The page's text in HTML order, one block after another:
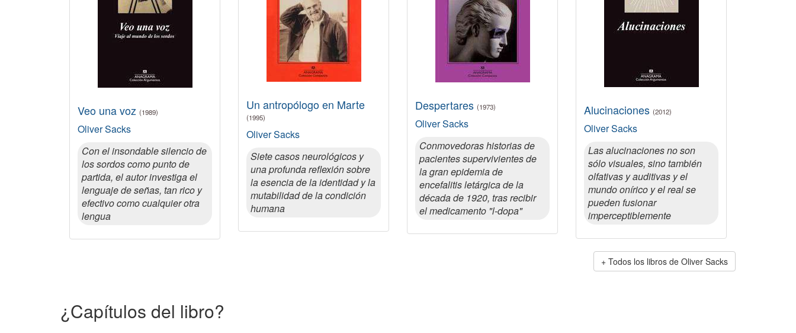
Veo una voz (1989)
Oliver Sacks
Con el insondable silencio de
los sordos como punto de
partida, el autor investiga el
lenguaje de señas, tan rico y
efectivo como cualquier otra
lengua
Un antropólogo en Marte
(1995)
Oliver Sacks
Siete casos neurológicos y
una profunda reflexión sobre
la esencia de la identidad y la
mutabilidad de la condición
humana
Despertares (1973)
Oliver Sacks
Conmovedoras historias de
pacientes supervivientes de
la gran epidemia de
encefalitis letárgica de la
década de 1920, tras recibir
el medicamento "l-dopa"
Alucinaciones (2012)
Oliver Sacks
Las alucinaciones no son
sólo visuales, sino también
olfativas y auditivas y el
mundo onírico y el real se
pueden fusionar
imperceptiblemente
Todos los libros de Oliver Sacks
¿Capítulos del libro?